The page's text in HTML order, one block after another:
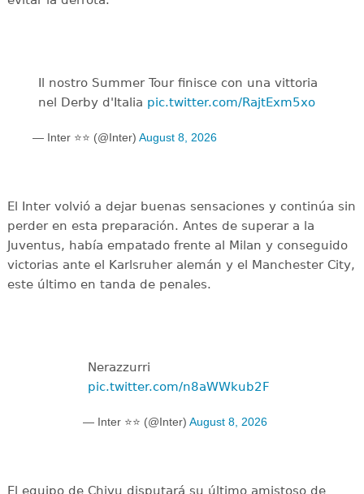
Il nostro Summer Tour finisce con una vittoria
nel Derby d'Italia pic.twitter.com/RajtExm5xo
— Inter ⭐⭐ (@Inter) August 8, 2026
El Inter volvió a dejar buenas sensaciones y continúa sin
perder en esta preparación. Antes de superar a la
Juventus, había empatado frente al Milan y conseguido
victorias ante el Karlsruher alemán y el Manchester City,
este último en tanda de penales.
Nerazzurri
pic.twitter.com/n8aWWkub2F
— Inter ⭐⭐ (@Inter) August 8, 2026
El equipo de Chivu disputará su último amistoso de